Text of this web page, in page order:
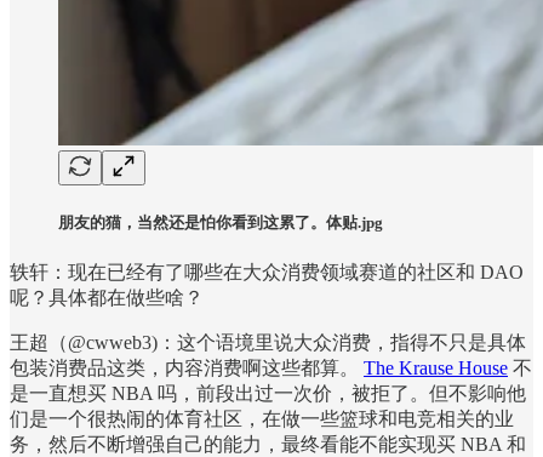
朋友的猫，当然还是怕你看到这累了。体贴.jpg
轶轩：现在已经有了哪些在大众消费领域赛道的社区和 DAO
呢？具体都在做些啥？
王超（@cwweb3)：这个语境里说大众消费，指得不只是具体
包装消费品这类，内容消费啊这些都算。 The Krause House 不
是一直想买 NBA 吗，前段出过一次价，被拒了。但不影响他
们是一个很热闹的体育社区，在做一些篮球和电竞相关的业
务，然后不断增强自己的能力，最终看能不能实现买 NBA 和